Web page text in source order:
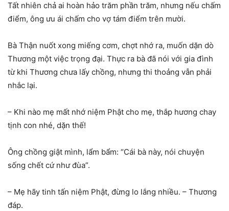
Tất nhiên chả ai hoàn hảo trăm phần trăm, nhưng nếu chấm
điểm, ông ưu ái chấm cho vợ tám điểm trên mười.
Bà Thận nuốt xong miếng cơm, chợt nhớ ra, muốn dặn dò
Thương một việc trọng đại. Thực ra bà đã nói với gia đình
từ khi Thương chưa lấy chồng, nhưng thi thoảng vẫn phải
nhắc lại.
– Khi nào mẹ mất nhớ niệm Phật cho mẹ, thắp hương chay
tịnh con nhé, dặn thế!
Ông chồng giật mình, lẩm bẩm: “Cái bà này, nói chuyện
sống chết cứ như đùa”.
– Mẹ hãy tinh tấn niệm Phật, đừng lo lắng nhiều. – Thương
đáp.